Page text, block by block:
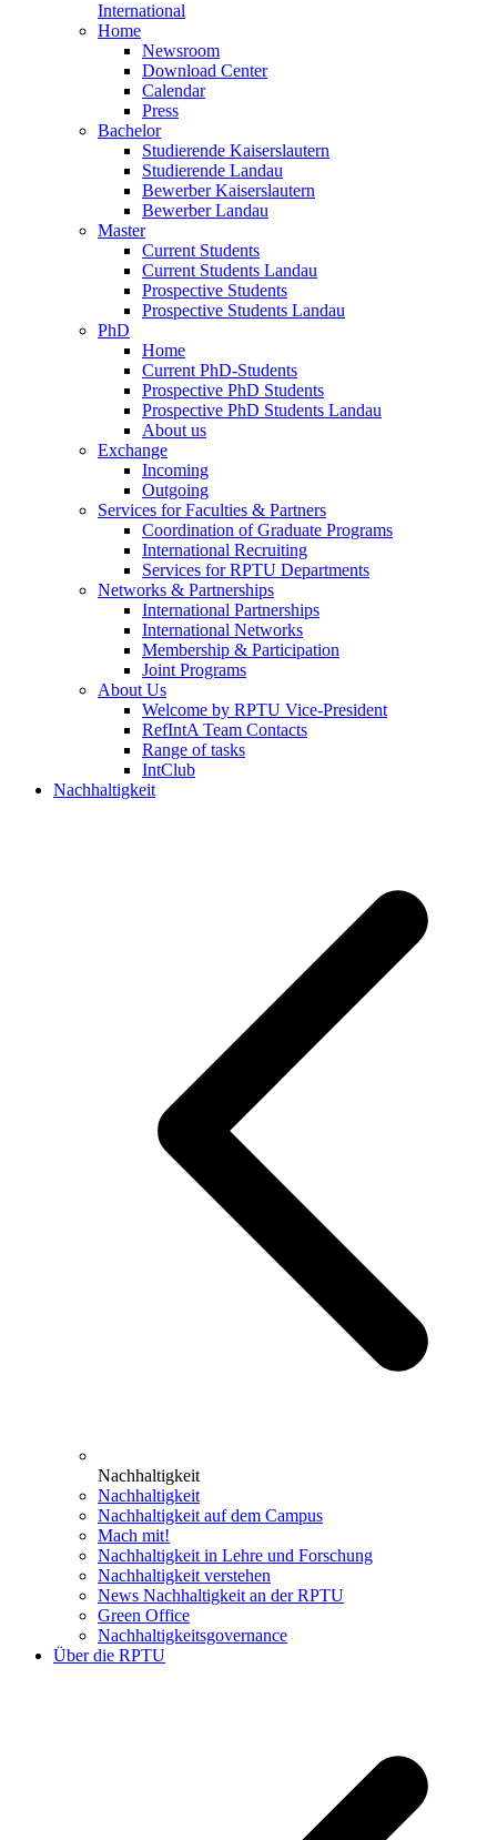
International
Home
Newsroom
Download Center
Calendar
Press
Bachelor
Studierende Kaiserslautern
Studierende Landau
Bewerber Kaiserslautern
Bewerber Landau
Master
Current Students
Current Students Landau
Prospective Students
Prospective Students Landau
PhD
Home
Current PhD-Students
Prospective PhD Students
Prospective PhD Students Landau
About us
Exchange
Incoming
Outgoing
Services for Faculties & Partners
Coordination of Graduate Programs
International Recruiting
Services for RPTU Departments
Networks & Partnerships
International Partnerships
International Networks
Membership & Participation
Joint Programs
About Us
Welcome by RPTU Vice-President
RefIntA Team Contacts
Range of tasks
IntClub
Nachhaltigkeit
Nachhaltigkeit
Nachhaltigkeit
Nachhaltigkeit auf dem Campus
Mach mit!
Nachhaltigkeit in Lehre und Forschung
Nachhaltigkeit verstehen
News Nachhaltigkeit an der RPTU
Green Office
Nachhaltigkeitsgovernance
Über die RPTU